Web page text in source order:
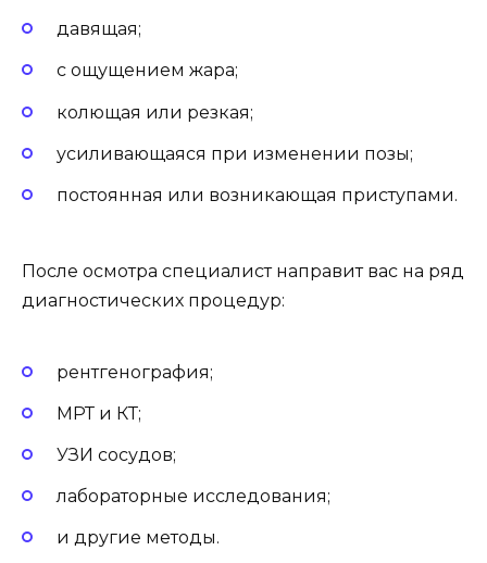
давящая;
с ощущением жара;
колющая или резкая;
усиливающаяся при изменении позы;
постоянная или возникающая приступами.
После осмотра специалист направит вас на ряд
диагностических процедур:
рентгенография;
МРТ и КТ;
УЗИ сосудов;
лабораторные исследования;
и другие методы.